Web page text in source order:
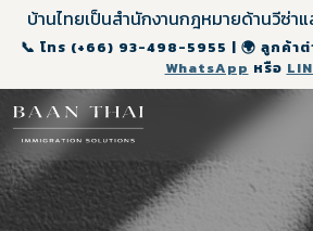
บ้านไทยเป็นสำนักงานกฎหมายด้านวีซ่า
📞 โทร (+66) 93-498-5955 | 🌍 ลูกค้า
WhatsApp หรือ